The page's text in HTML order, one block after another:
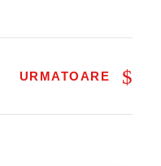
URMATOARE